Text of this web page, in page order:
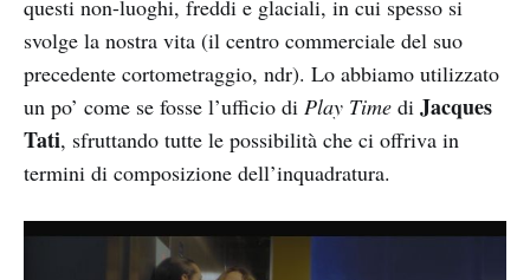
questi non-luoghi, freddi e glaciali, in cui spesso si
svolge la nostra vita (il centro commerciale del suo
precedente cortometraggio, ndr). Lo abbiamo utilizzato
un po’ come se fosse l’ufficio di Play Time di Jacques
Tati, sfruttando tutte le possibilità che ci offriva in
termini di composizione dell’inquadratura.